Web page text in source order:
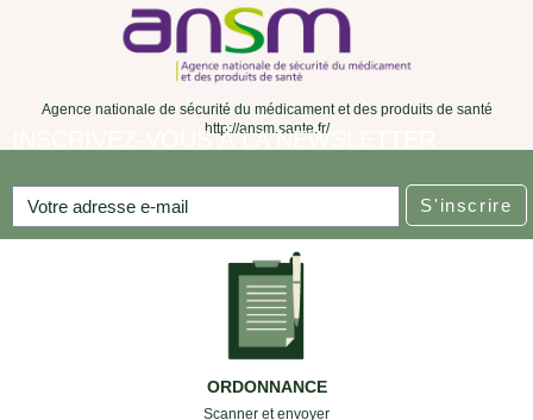
Agence nationale de sécurité du médicament et des produits de santé
http://ansm.sante.fr/
INSCRIVEZ-VOUS À LA NEWSLETTER
S'inscrire
ORDONNANCE
Scanner et envoyer